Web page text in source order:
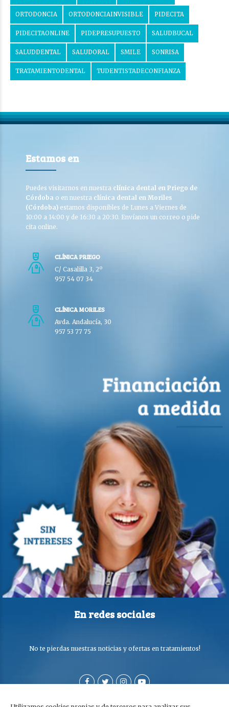
ORTODONCIA ORTODONCIAINVISIBLE PIDECITA
PIDECITAONLINE PIDEPRESUPUESTO SALUDBUCAL
SALUDDENTAL SALUDORAL SMILE SONRISA
TRATAMIENTODENTAL TUDENTISTADECONFIANZA
Estamos en
Puedes visitarnos en nuestra clínica dental en Priego de
Córdoba o en nuestra clínica dental en Moriles
(Córdoba) estamos disponibles de Lunes a Viernes de
10:00 a 14:00 y de 16:30 a 20:30. Envíanos un correo o pide
cita online.
CLÍNICA PRIEGO
C/ Casalilla 3, 2º
957 54 07 34
CLÍNICA MORILES
Avda. Andalucía, 30
957 53 77 75
En redes sociales
No te pierdas nuestras noticias y ofertas en tratamientos!